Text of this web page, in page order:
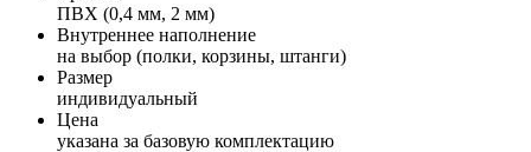
ПВХ (0,4 мм, 2 мм)
Внутреннее наполнение
на выбор (полки, корзины, штанги)
Размер
индивидуальный
Цена
указана за базовую комплектацию